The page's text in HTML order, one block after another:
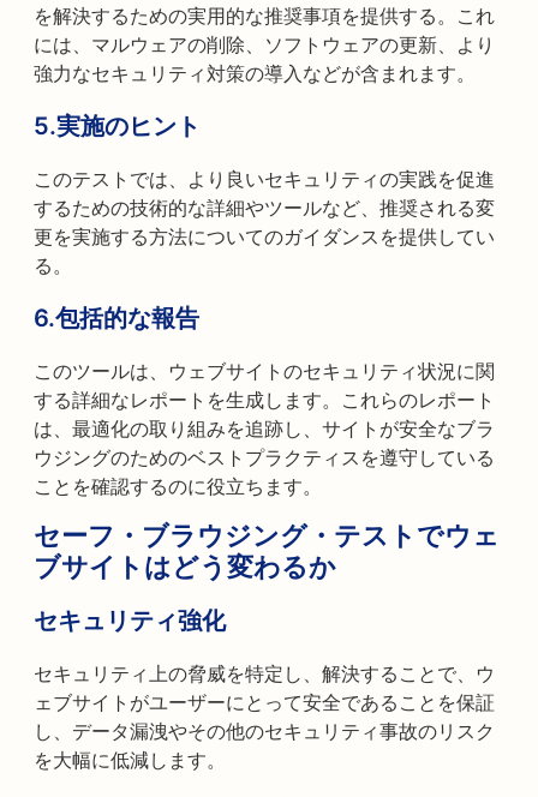
を解決するための実用的な推奨事項を提供する。これ
には、マルウェアの削除、ソフトウェアの更新、より
強力なセキュリティ対策の導入などが含まれます。
5.実施のヒント
このテストでは、より良いセキュリティの実践を促進
するための技術的な詳細やツールなど、推奨される変
更を実施する方法についてのガイダンスを提供してい
る。
6.包括的な報告
このツールは、ウェブサイトのセキュリティ状況に関
する詳細なレポートを生成します。これらのレポート
は、最適化の取り組みを追跡し、サイトが安全なブラ
ウジングのためのベストプラクティスを遵守している
ことを確認するのに役立ちます。
セーフ・ブラウジング・テストでウェ
ブサイトはどう変わるか
セキュリティ強化
セキュリティ上の脅威を特定し、解決することで、ウ
ェブサイトがユーザーにとって安全であることを保証
し、データ漏洩やその他のセキュリティ事故のリスク
を大幅に低減します。